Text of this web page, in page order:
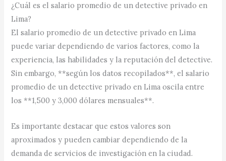
¿Cuál es el salario promedio de un detective privado en
Lima?
El salario promedio de un detective privado en Lima
puede variar dependiendo de varios factores, como la
experiencia, las habilidades y la reputación del detective.
Sin embargo, **según los datos recopilados**, el salario
promedio de un detective privado en Lima oscila entre
los **1,500 y 3,000 dólares mensuales**.
Es importante destacar que estos valores son
aproximados y pueden cambiar dependiendo de la
demanda de servicios de investigación en la ciudad.